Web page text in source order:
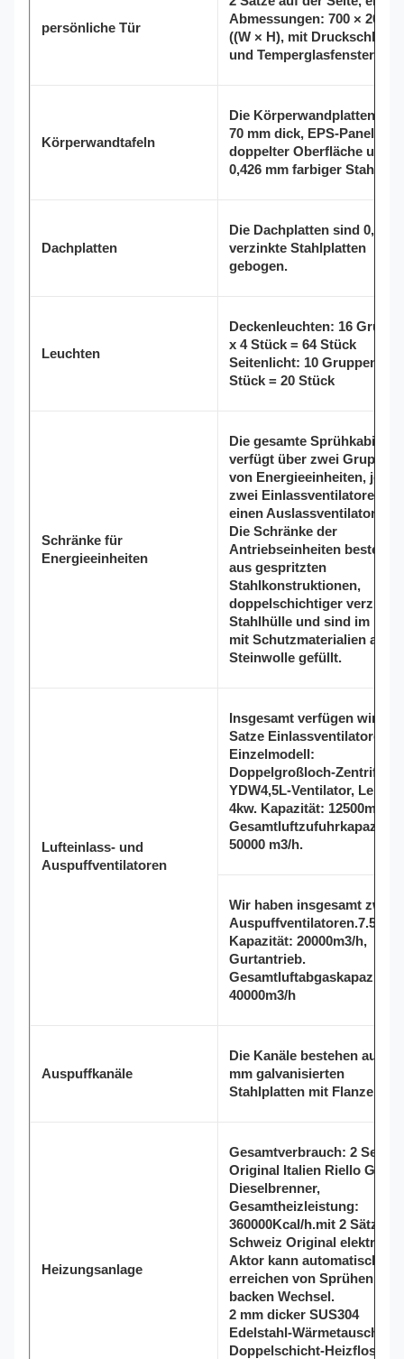
persönliche Tür
Abmessungen: 700 × 2000
((W × H), mit
und Temperglasfenstern.
Körperwandtafeln
Die Körperwandplatten
70 mm dick, EPS-Panels mit
doppelter Oberfläche und
0,426 mm farbiger
Dachplatten
Die Dachplatten sind 0,8
verzinkte Stahlplatten
gebogen.
Leuchten
Deckenleuchten: 16
x 4 Stück = 64 Stück
Seitenlicht: 10 Gruppen x 2
Stück = 20 Stück
Schränke für
Energieeinheiten
Die gesamte Sprühkabine
verfügt über zwei Gruppen
von Energieeinheiten,
zwei Einlassventilatoren
einen Auslassventilator.
Die Schränke der
Antriebseinheiten bestehen
aus gespritzten
Stahlkonstruktionen,
doppelschichtiger
Stahlhülle und sind im
mit Schutzmaterialien aus
Steinwolle gefüllt.
Lufteinlass- und
Auspuffventilatoren
Insgesamt verfügen wir
Satze Einlassventilatoren,
Einzelmodell:
Doppelgroßloch-Zentrifuge
YDW4,5L-Ventilator,
4kw. Kapazität: 12500m3/h.
Gesamtluftzufuhrkapazität:
50000 m3/h.
Wir haben insgesamt zwei
Auspuffventilatoren.7.5kw,
Kapazität: 20000m3/h,
Gurtantrieb.
Gesamtluftabgaskapazität:
40000m3/h
Auspuffkanäle
Die Kanäle bestehen aus
mm galvanisierten
Stahlplatten mit Flanzen.
Heizungsanlage
Gesamtverbrauch: 2 Sets
Original Italien Riello G20
Dieselbrenner,
Gesamtheizleistung:
360000Kcal/h.mit 2 Sätzen
Schweiz Original
Aktor kann automatisch
erreichen von Sprühen zum
backen Wechsel.
2 mm dicker SUS304
Edelstahl-Wärmetauscher,
Doppelschicht-Heizflossen,